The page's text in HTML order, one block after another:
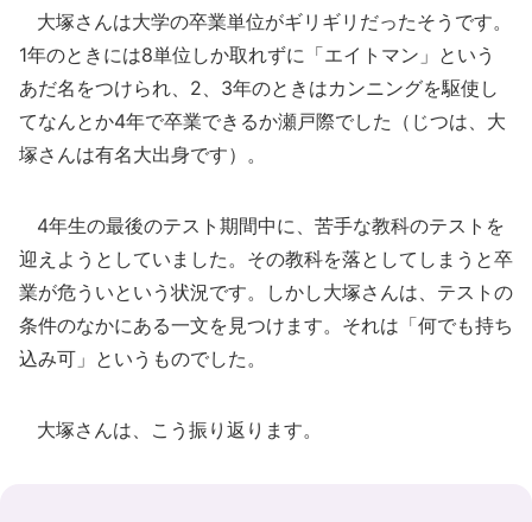
大塚さんは大学の卒業単位がギリギリだったそうです。
1年のときには8単位しか取れずに「エイトマン」という
あだ名をつけられ、2、3年のときはカンニングを駆使し
てなんとか4年で卒業できるか瀬戸際でした（じつは、大
塚さんは有名大出身です）。
4年生の最後のテスト期間中に、苦手な教科のテストを
迎えようとしていました。その教科を落としてしまうと卒
業が危ういという状況です。しかし大塚さんは、テストの
条件のなかにある一文を見つけます。それは「何でも持ち
込み可」というものでした。
大塚さんは、こう振り返ります。